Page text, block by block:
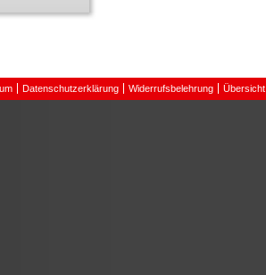
Datenschutzerklärung Widerrufsbelehrung